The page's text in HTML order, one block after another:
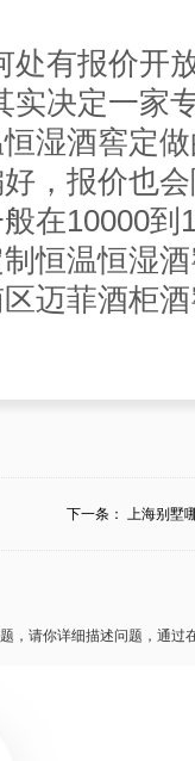
处有报价开
实决定一
湿酒窖定
，报价也
在10000
恒温恒湿
迈菲酒柜
，重庆市巴
，完全抉
做或施工
是筹算从
！
下一条： 上海别墅
，请你详细描述问题，通过